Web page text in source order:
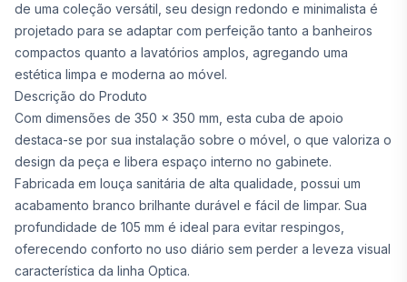
de uma coleção versátil, seu design redondo e minimalista é
projetado para se adaptar com perfeição tanto a banheiros
compactos quanto a lavatórios amplos, agregando uma
estética limpa e moderna ao móvel.
Descrição do Produto
Com dimensões de 350 x 350 mm, esta cuba de apoio
destaca-se por sua instalação sobre o móvel, o que valoriza o
design da peça e libera espaço interno no gabinete.
Fabricada em louça sanitária de alta qualidade, possui um
acabamento branco brilhante durável e fácil de limpar. Sua
profundidade de 105 mm é ideal para evitar respingos,
oferecendo conforto no uso diário sem perder a leveza visual
característica da linha Optica.